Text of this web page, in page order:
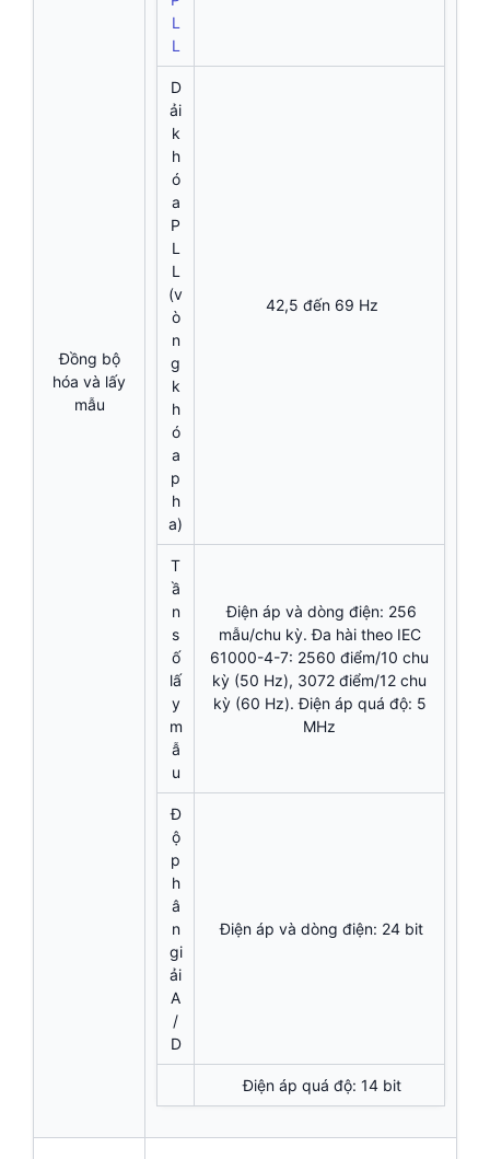
Đồng bộ
hóa và lấy
mẫu
L
L
D
ải
k
h
ó
a
P
L
L
(v
ò
n
g
k
h
ó
a
p
h
a)
42,5 đến 69 Hz
T
ầ
n
s
ố
lấ
y
m
ẫ
u
Điện áp và dòng điện: 256
mẫu/chu kỳ. Đa hài theo IEC
61000-4-7: 2560 điểm/10 chu
kỳ (50 Hz), 3072 điểm/12 chu
kỳ (60 Hz). Điện áp quá độ: 5
MHz
Đ
ộ
p
h
â
n
gi
ải
A
/
D
Điện áp và dòng điện: 24 bit
Điện áp quá độ: 14 bit